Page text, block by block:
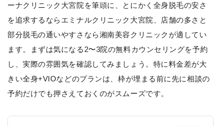
ーナクリニック大宮院を筆頭に、とにかく全身脱毛の安さ
を追求するならエミナルクリニック大宮院、店舗の多さと
部分脱毛の通いやすさなら湘南美容クリニックが適してい
ます。まずは気になる2〜3院の無料カウンセリングを予約
し、実際の雰囲気を確認してみましょう。特に料金差が大
きい全身+VIOなどのプランは、枠が埋まる前に先に相談の
予約だけでも押さえておくのがスムーズです。